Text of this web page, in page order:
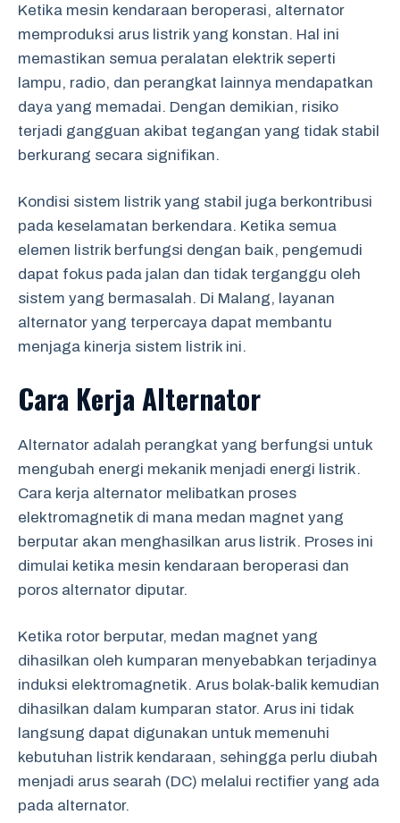
Ketika mesin kendaraan beroperasi, alternator
memproduksi arus listrik yang konstan. Hal ini
memastikan semua peralatan elektrik seperti
lampu, radio, dan perangkat lainnya mendapatkan
daya yang memadai. Dengan demikian, risiko
terjadi gangguan akibat tegangan yang tidak stabil
berkurang secara signifikan.
Kondisi sistem listrik yang stabil juga berkontribusi
pada keselamatan berkendara. Ketika semua
elemen listrik berfungsi dengan baik, pengemudi
dapat fokus pada jalan dan tidak terganggu oleh
sistem yang bermasalah. Di Malang, layanan
alternator yang terpercaya dapat membantu
menjaga kinerja sistem listrik ini.
Cara Kerja Alternator
Alternator adalah perangkat yang berfungsi untuk
mengubah energi mekanik menjadi energi listrik.
Cara kerja alternator melibatkan proses
elektromagnetik di mana medan magnet yang
berputar akan menghasilkan arus listrik. Proses ini
dimulai ketika mesin kendaraan beroperasi dan
poros alternator diputar.
Ketika rotor berputar, medan magnet yang
dihasilkan oleh kumparan menyebabkan terjadinya
induksi elektromagnetik. Arus bolak-balik kemudian
dihasilkan dalam kumparan stator. Arus ini tidak
langsung dapat digunakan untuk memenuhi
kebutuhan listrik kendaraan, sehingga perlu diubah
menjadi arus searah (DC) melalui rectifier yang ada
pada alternator.